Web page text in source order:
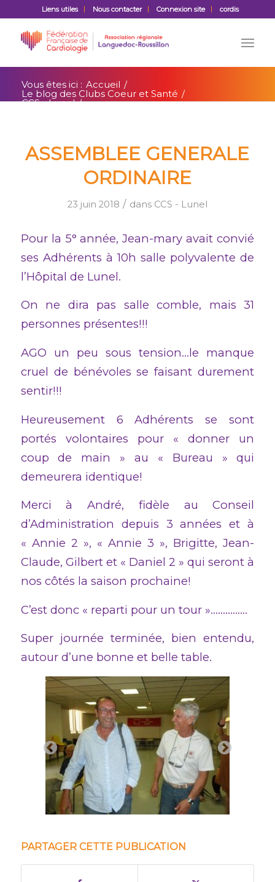
Liens utiles Nous contacter Connexion site cordis
Vous êtes ici : Accueil /
Le blog des Clubs Coeur et Santé /
CCS - Lunel /
ASSEMBLEE GENERALE
ORDINAIRE
23 juin 2018 / dans CCS - Lunel
Pour la 5° année, Jean-mary avait convié
ses Adhérents à 10h salle polyvalente de
l’Hôpital de Lunel.
On ne dira pas salle comble, mais 31
personnes présentes!!!
AGO un peu sous tension…le manque
cruel de bénévoles se faisant durement
sentir!!!
Heureusement 6 Adhérents se sont
portés volontaires pour « donner un
coup de main » au « Bureau » qui
demeurera identique!
Merci à André, fidèle au Conseil
d’Administration depuis 3 années et à
« Annie 2 », « Annie 3 », Brigitte, Jean-
Claude, Gilbert et « Daniel 2 » qui seront à
nos côtés la saison prochaine!
C’est donc « reparti pour un tour »……………
Super journée terminée, bien entendu,
autour d’une bonne et belle table.
PARTAGER CETTE PUBLICATION